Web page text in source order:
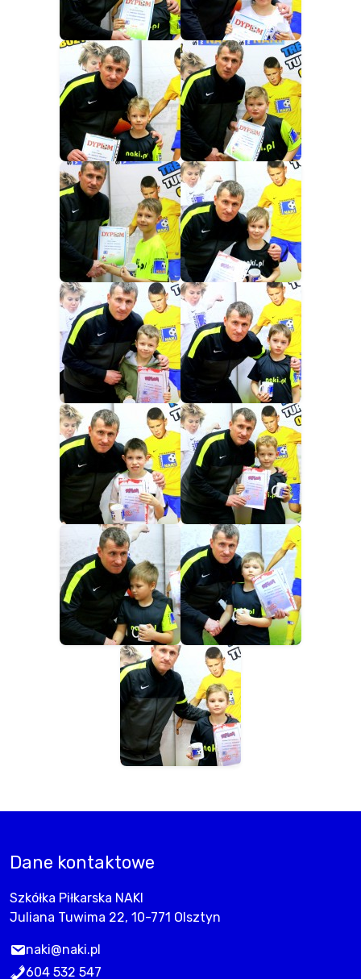
Dane kontaktowe
Szkółka Piłkarska NAKI
Juliana Tuwima 22, 10-771 Olsztyn
naki@naki.pl
604 532 547